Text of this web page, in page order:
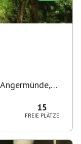
15
FREIE PLÄTZE